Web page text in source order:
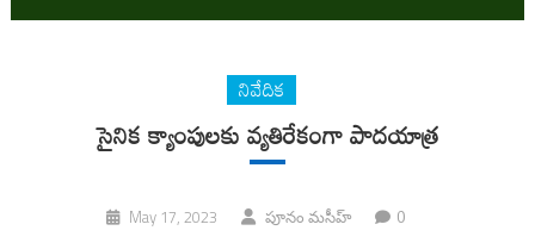
నివేదిక
సైనిక క్యాంపులకు వ్యతిరేకంగా పాదయాత్ర
May 17, 2023 పూనం మసీహ్ 0